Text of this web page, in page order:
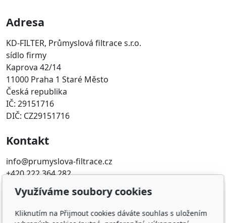
Adresa
KD-FILTER, Průmyslová filtrace s.r.o.
sídlo firmy
Kaprova 42/14
11000 Praha 1 Staré Město
Česká republika
IČ: 29151716
DIČ: CZ29151716
Kontakt
info@prumyslova-filtrace.cz
+420 222 364 282
Oblíbené odkazy
Katalog filtrů MANN
Využíváme soubory cookies
Kliknutím na Přijmout cookies dáváte souhlas s uložením